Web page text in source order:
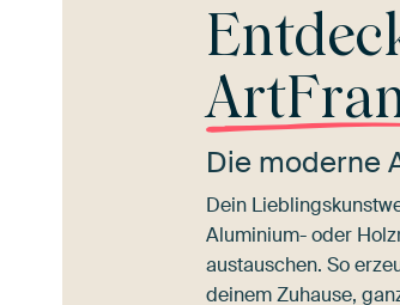
Die moderne
Dein
Aluminium- oder
austauschen. So
deinem Zuhause,